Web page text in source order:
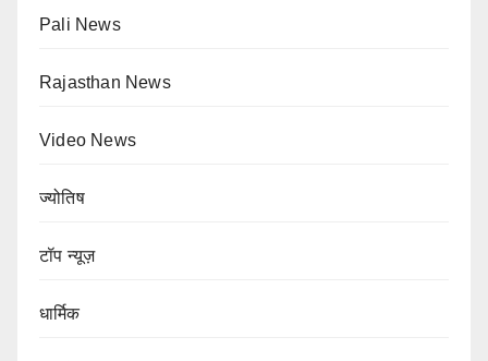
Pali News
Rajasthan News
Video News
ज्योतिष
टॉप न्यूज़
धार्मिक